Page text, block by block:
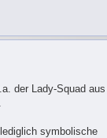
der Lady-Squad aus
symbolische